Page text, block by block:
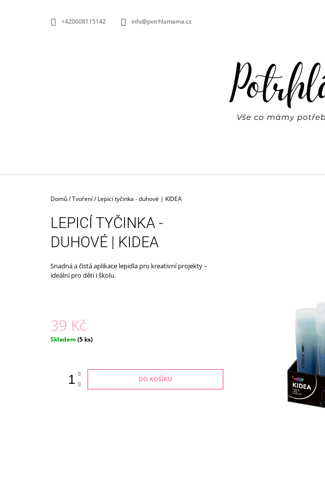
+420608115142 info@potrhlamama.cz
Domů/Tvoření/ Lepicí tyčinka - duhové | KIDEA
LEPICÍ TYČINKA -
DUHOVÉ | KIDEA
Snadná a čistá aplikace lepidla pro kreativní projekty –
ideální pro děti i školu.
39 Kč
Měrná
Skladem (5 ks)
DO KOŠÍKU
MUŠELÍN PUNTÍK
179 Kč